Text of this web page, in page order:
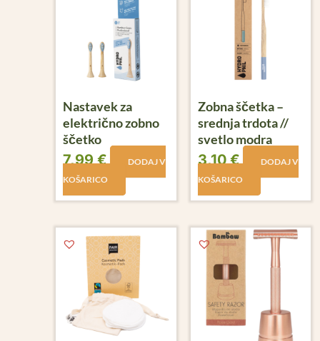
Nastavek za
električno zobno
ščetko
7,99€
DODAJ V
KOŠARICO
Zobna ščetka –
srednja trdota //
svetlo modra
3,10€
DODAJ V
KOŠARICO